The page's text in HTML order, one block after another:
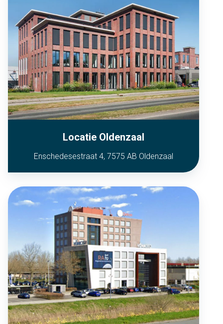
Locatie Oldenzaal
Enschedesestraat 4, 7575 AB Oldenzaal